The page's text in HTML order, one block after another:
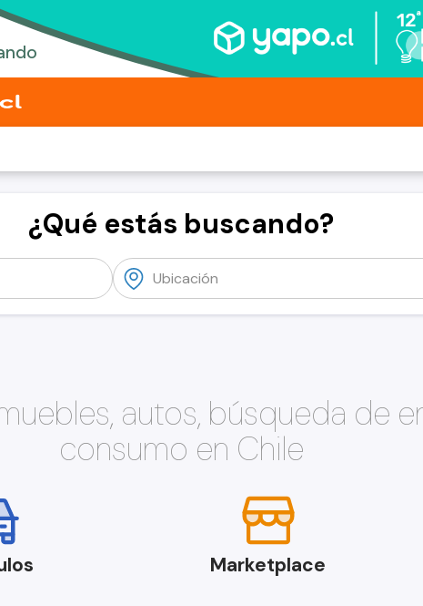
¿Qué estás buscando?
autos, búsqueda de
consumo en Chile
Marketplace